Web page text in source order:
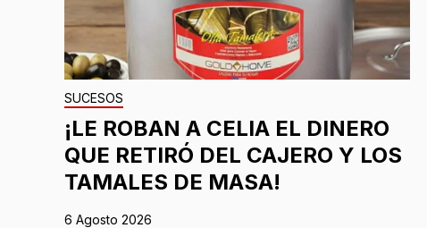
SUCESOS
¡LE ROBAN A CELIA EL DINERO
QUE RETIRÓ DEL CAJERO Y LOS
TAMALES DE MASA!
6 Agosto 2026